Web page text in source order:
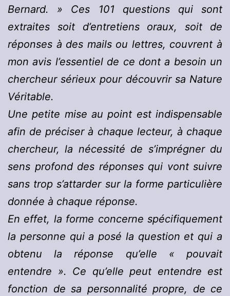
Bernard. » Ces 101 questions qui sont
extraites soit d’entretiens oraux, soit de
réponses à des mails ou lettres, couvrent à
mon avis l’essentiel de ce dont a besoin un
chercheur sérieux pour découvrir sa Nature
Véritable.
Une petite mise au point est indispensable
afin de préciser à chaque lecteur, à chaque
chercheur, la nécessité de s’imprégner du
sens profond des réponses qui vont suivre
sans trop s’attarder sur la forme particulière
donnée à chaque réponse.
En effet, la forme concerne spécifiquement
la personne qui a posé la question et qui a
obtenu la réponse qu’elle « pouvait
entendre ». Ce qu’elle peut entendre est
fonction de sa personnalité propre, de ce